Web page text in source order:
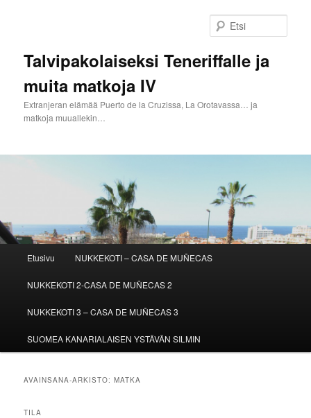
Talvipakolaiseksi Teneriffalle ja
muita matkoja IV
Extranjeran elämää Puerto de la Cruzissa, La Orotavassa… ja
matkoja muuallekin…
Etusivu NUKKEKOTI – CASA DE MUÑECAS
NUKKEKOTI 2-CASA DE MUÑECAS 2
NUKKEKOTI 3 – CASA DE MUÑECAS 3
SUOMEA KANARIALAISEN YSTÄVÄN SILMIN
AVAINSANA-ARKISTO:MATKA
TILA